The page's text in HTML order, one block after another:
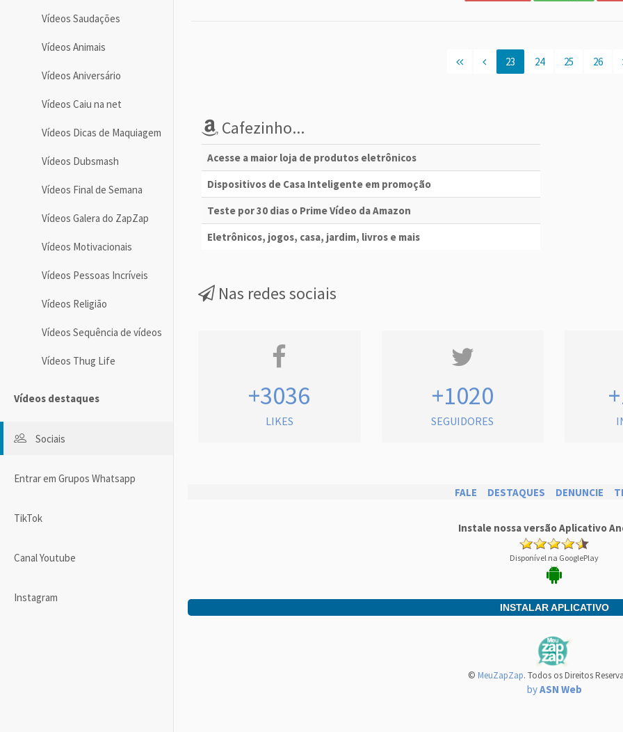
Vídeos Saudações
Vídeos Animais
Vídeos Aniversário
Vídeos Caiu na net
Vídeos Dicas de Maquiagem
Vídeos Dubsmash
Vídeos Final de Semana
Vídeos Galera do ZapZap
Vídeos Motivacionais
Vídeos Pessoas Incríveis
Vídeos Religião
Vídeos Sequência de vídeos
Vídeos Thug Life
Vídeos destaques
Sociais
Entrar em Grupos Whatsapp
TikTok
Canal Youtube
Instagram
23 24 25 26
Cafezinho...
Acesse a maior loja de produtos eletrônicos
Dispositivos de Casa Inteligente em promoção
Teste por 30 dias o Prime Vídeo da Amazon
Eletrônicos, jogos, casa, jardim, livros e mais
Nas redes sociais
+3036
LIKES
+1020
SEGUIDORES
FALE DESTAQUES DENUNCIE
Instale nossa versão Aplicativo
Disponível na GooglePlay
INSTALAR APLICATIVO
© MeuZapZap. Todos os Direitos
byASN Web